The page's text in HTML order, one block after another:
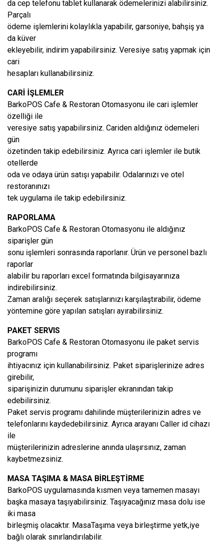
da cep telefonu tablet kullanarak ödemelerinizi alabilirsiniz.
Parçalı
ödeme işlemlerini kolaylıkla yapabilir, garsoniye, bahşiş ya
da küver
ekleyebilir, indirim yapabilirsiniz. Veresiye satış yapmak için
cari
hesapları kullanabilirsiniz.
CARİ İŞLEMLER
BarkoPOS Cafe & Restoran Otomasyonu ile cari işlemler
özelliği ile
veresiye satış yapabilirsiniz. Cariden aldığınız ödemeleri
gün
özetinden takip edebilirsiniz. Ayrıca cari işlemler ile butik
otellerde
oda ve odaya ürün satışı yapabilir. Odalarınızı ve otel
restoranınızı
tek uygulama ile takip edebilirsiniz.
RAPORLAMA
BarkoPOS Cafe & Restoran Otomasyonu ile aldığınız
siparişler gün
sonu işlemleri sonrasında raporlanır. Ürün ve personel bazlı
raporlar
alabilir bu raporları excel formatında bilgisayarınıza
indirebilirsiniz.
Zaman aralığı seçerek satışlarınızı karşılaştırabilir, ödeme
yöntemine göre yapılan satışları ayırabilirsiniz.
PAKET SERVIS
BarkoPOS Cafe & Restoran Otomasyonu ile paket servis
programı
ihtiyacınız için kullanabilirsiniz. Paket siparişlerinize adres
girebilir,
siparişinizin durumunu siparişler ekranından takip
edebilirsiniz.
Paket servis programı dahilinde müşterilerinizin adres ve
telefonlarını kaydedebilirsiniz. Ayrıca arayanı Caller id cihazı
ile
müşterilerinizin adreslerine anında ulaşırsınız, zaman
kaybetmezsiniz.
MASA TAŞIMA & MASA BİRLEŞTİRME
BarkoPOS uygulamasında kısmen veya tamemen masayı
başka masaya taşıyabilirsiniz. Taşıyacağınız masa dolu ise
iki masa
birleşmiş olacaktır. MasaTaşıma veya birleştirme yetk,iye
bağlı olarak sınırlandırılabilir.